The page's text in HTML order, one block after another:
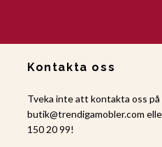
Kontakta oss
Tveka inte att kontakta oss på
butik@trendigamobler.com
150 20 99!